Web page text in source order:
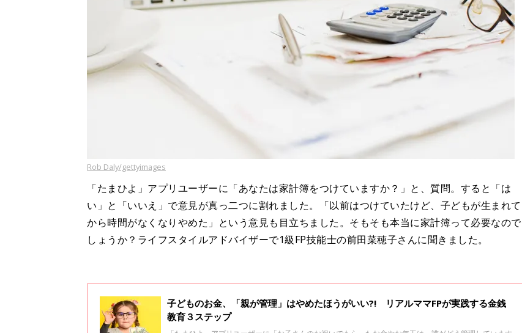
Rob Daly/gettyimages
「たまひよ」アプリユーザーに「あなたは家計簿をつけていますか？」と、質問。すると「は
い」と「いいえ」で意見が真っ二つに割れました。「以前はつけていたけど、子どもが生まれて
から時間がなくなりやめた」という意見も目立ちました。そもそも本当に家計簿って必要なので
しょうか？ライフスタイルアドバイザーで1級FP技能士の前田菜穂子さんに聞きました。
子どものお金、「親が管理」はやめたほうがいい?! リアルママFPが実践する金銭
教育３ステップ